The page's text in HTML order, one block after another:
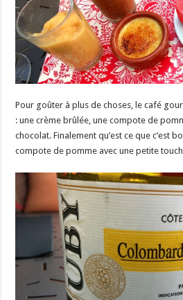
Pour goûter à plus de choses, le café
: une crème brûlée, une compote de
chocolat. Finalement qu’est ce que c’est
compote de pomme avec une petite